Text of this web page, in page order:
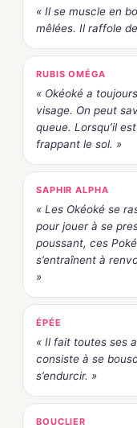
« Il se muscle en
mêlées. Il raffole
RUBIS OMÉGA
« Okéoké a
visage. On peut
queue. Lorsqu’il
frappant le sol. »
SAPHIR ALPHA
« Les Okéoké se
pour jouer à se
poussant, ces
s’entraînent à
»
ÉPÉE
« Il fait toutes ses
consiste à se
s’endurcir. »
BOUCLIER